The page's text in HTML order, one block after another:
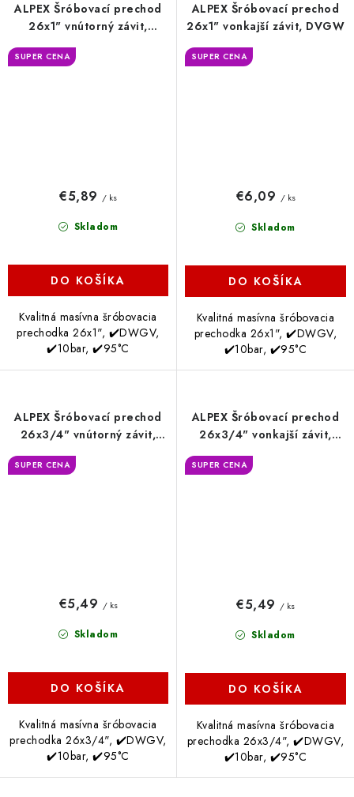
ALPEX Šróbovací prechod
26x1" vnútorný závit,
DVGW
SUPER CENA
Skladom
€5,89 / ks
DO KOŠÍKA
Kvalitná masívna šróbovacia
prechodka 26x1", ✔️DWGV,
✔️10bar, ✔️95°C
ALPEX Šróbovací prechod
26x1" vonkajší závit, DVGW
SUPER CENA
Skladom
€6,09 / ks
DO KOŠÍKA
Kvalitná masívna šróbovacia
prechodka 26x1", ✔️DWGV,
✔️10bar, ✔️95°C
ALPEX Šróbovací prechod
26x3/4" vnútorný závit,
SUPER CENA
Skladom
€5,49 / ks
DO KOŠÍKA
Kvalitná masívna šróbovacia
prechodka 26x3/4", ✔️DWGV,
✔️10bar, ✔️95°C
ALPEX Šróbovací prechod
26x3/4" vonkajší závit,
SUPER CENA
Skladom
€5,49 / ks
DO KOŠÍKA
Kvalitná masívna šróbovacia
prechodka 26x3/4", ✔️DWGV,
✔️10bar, ✔️95°C